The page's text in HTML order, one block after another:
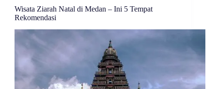
Wisata Ziarah Natal di Medan – Ini 5 Tempat
Rekomendasi